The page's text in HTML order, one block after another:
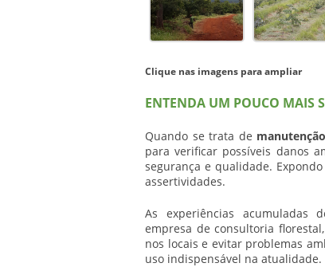
Clique nas imagens para ampliar
ENTENDA UM POUCO MAIS
Quando se trata de
para verificar possíveis danos
segurança e qualidade.
assertividades.
As experiências acumuladas
empresa de consultoria
nos locais e evitar problemas
uso indispensável na atualidade.